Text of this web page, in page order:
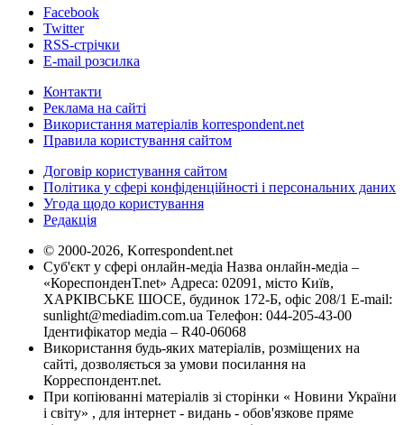
Facebook
Twitter
RSS-стрічки
E-mail розсилка
Контакти
Реклама на сайті
Використання матеріалів korrespondent.net
Правила користування сайтом
Договір користування сайтом
Політика у сфері конфіденційності і персональних даних
Угода щодо користування
Редакція
© 2000-2026, Korrespondent.net
Суб'єкт у сфері онлайн-медіа Назва онлайн-медіа –
«КореспонденТ.net» Адреса: 02091, місто Київ,
ХАРКІВСЬКЕ ШОСЕ, будинок 172-Б, офіс 208/1 E-mail:
sunlight@mediadim.com.ua Телефон: 044-205-43-00
Ідентифікатор медіа – R40-06068
Використання будь-яких матеріалів, розміщених на
сайті, дозволяється за умови посилання на
Корреспондент.net.
При копіюванні матеріалів зі сторінки « Новини України
і світу» , для інтернет - видань - обов'язкове пряме